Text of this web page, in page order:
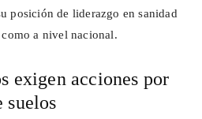
posición de liderazgo en sanidad
a nivel nacional.
exigen acciones por
suelos